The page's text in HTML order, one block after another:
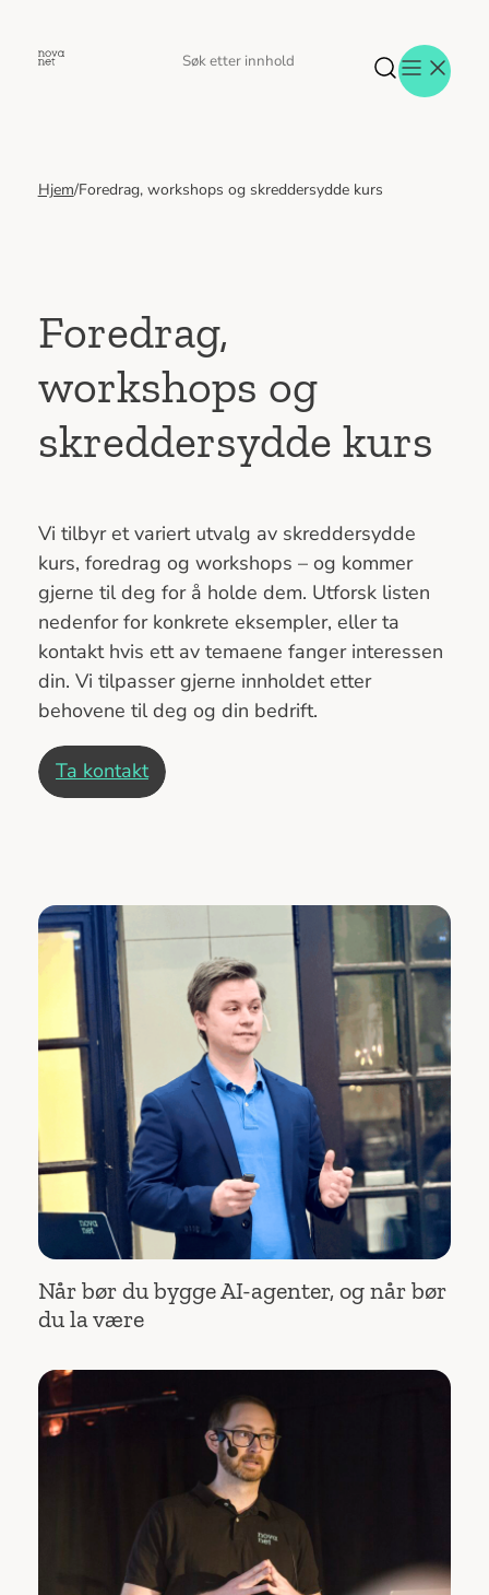
Aktuelt
Menneskene
Om oss
Jobb hos oss
Kontakt oss
Søk
Søk
Hjem/Foredrag, workshops og skreddersydde kurs
Foredrag,
workshops og
skreddersydde kurs
Vi tilbyr et variert utvalg av skreddersydde
kurs, foredrag og workshops – og kommer
gjerne til deg for å holde dem. Utforsk listen
nedenfor for konkrete eksempler, eller ta
kontakt hvis ett av temaene fanger interessen
din. Vi tilpasser gjerne innholdet etter
behovene til deg og din bedrift.
Ta kontakt
Når bør du bygge AI-agenter, og når bør
du la være